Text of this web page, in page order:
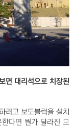
면 대리석으로 치장된
려고 보도블럭을 설치
다면 뭔가 달라진 모